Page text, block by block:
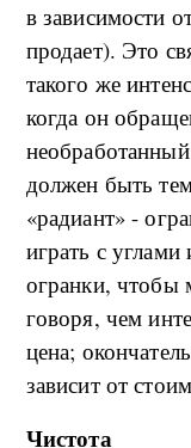
в зависимости
продает). Это
такого же
когда он
должен быть
«радиант» -
играть с
огранки, чтобы
говоря, чем
цена;
зависит от
Чистота